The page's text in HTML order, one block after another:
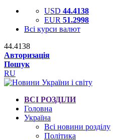
USD 44.4138
EUR 51.2998
Всі курси валют
44.4138
Авторизація
Пошук
RU
ВСІ РОЗДІЛИ
Головна
Україна
Всі новини розділу
Політика